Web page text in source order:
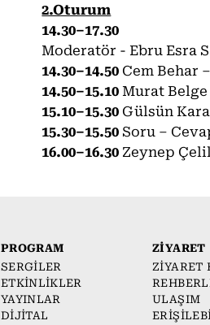
2.Oturum
14.30–17.30
Moderatör - Ebru Esra
14.30–14.50 Cem Behar
14.50–15.10 Murat Belge
15.10–15.30 Gülsün
15.30–15.50 Soru –
16.00–16.30 Zeynep
PROGRAM
SERGİLER
ETKİNLİKLER
YAYINLAR
DİJİTAL
ZİYARET
ZİYARET
ULAŞIM